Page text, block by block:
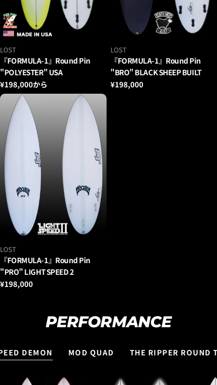
ベ
ン
ダ
ー：
LOST
『FORMULA-1』Round Pin
"POLYESTER" USA
通
常
¥198,000から
ベ
ン
ダ
ー：
LOST
『FORMULA-1』Round Pin
"BRO" BLACK SHEEP BUILT
通
¥198,000
ベ
ン
ダ
ー：
LOST
『FORMULA-1』Round Pin
"PRO" LIGHT SPEED 2
通
¥198,000
PERFORMANCE
DEMON MOD QUAD THE RIPPER ROUND